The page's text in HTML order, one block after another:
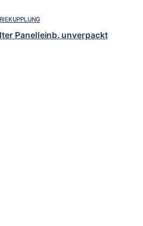
Panelleinb. unverpackt